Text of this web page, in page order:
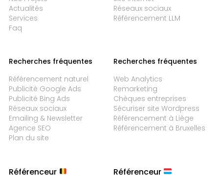
Actualités
Services
Faq
Réseaux sociaux
Référencement LLM
Recherches fréquentes
Référencement naturel
Publicité Google Ads
Publicité Bing Ads
Réseaux sociaux
Emailing & Newsletter
Agence SEO
Plan du site
Recherches fréquentes
Web Analytics
Remarketing
Chèques entreprises
Sécuriser site Wordpress
Référencement à Liège
Référencement à Bruxelles
Référenceur Référenceur